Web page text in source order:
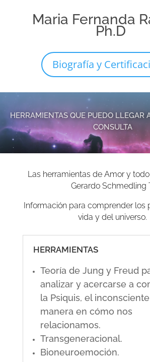
Maria Fernanda
Ph.D
Biografía y
HERRAMIENTAS QUE PUEDO LLEGAR
CONSULTA
Las herramientas de Amor y
Gerardo Schmedling
Información para comprender los
vida y del universo.
HERRAMIENTAS
Teoría de Jung y Freud
analizar y acercarse a
la Psiquis, el
manera en cómo nos
relacionamos.
Transgeneracional.
Bioneuroemoción.